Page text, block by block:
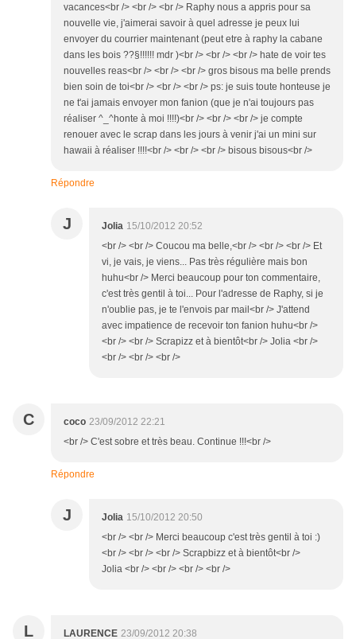
vacances<br /> <br /> <br /> Raphy nous a appris pour sa
nouvelle vie, j'aimerai savoir à quel adresse je peux lui
envoyer du courrier maintenant (peut etre à raphy la cabane
dans les bois ??§!!!!!! mdr )<br /> <br /> <br /> hate de voir tes
nouvelles reas<br /> <br /> <br /> gros bisous ma belle prends
bien soin de toi<br /> <br /> <br /> ps: je suis toute honteuse je
ne t'ai jamais envoyer mon fanion (que je n'ai toujours pas
réaliser ^_^honte à moi !!!!)<br /> <br /> <br /> je compte
renouer avec le scrap dans les jours à venir j'ai un mini sur
hawaii à réaliser !!!!<br /> <br /> <br /> bisous bisous<br />
Répondre
J Jolia 15/10/2012 20:52
<br /> <br /> Coucou ma belle,<br /> <br /> <br /> Et
vi, je vais, je viens... Pas très régulière mais bon
huhu<br /> Merci beaucoup pour ton commentaire,
c'est très gentil à toi... Pour l'adresse de Raphy, si je
n'oublie pas, je te l'envois par mail<br /> J'attend
avec impatience de recevoir ton fanion huhu<br />
<br /> <br /> Scrapizz et à bientôt<br /> Jolia <br />
<br /> <br /> <br />
C coco 23/09/2012 22:21
<br /> C'est sobre et très beau. Continue !!!<br />
Répondre
J Jolia 15/10/2012 20:50
<br /> <br /> Merci beaucoup c'est très gentil à toi :)
<br /> <br /> <br /> Scrapbizz et à bientôt<br />
Jolia <br /> <br /> <br /> <br />
L LAURENCE 23/09/2012 20:38